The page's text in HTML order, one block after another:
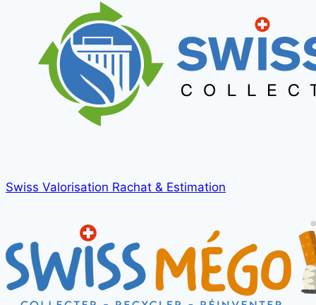
Swiss Valorisation Rachat & Estimation